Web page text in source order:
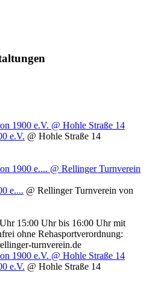
1900 e.V. @ Hohle Straße 14
e.V. @ Hohle Straße 14
1900 e.... @ Rellinger Turnverein
e.... @ Rellinger Turnverein von
15:00 Uhr bis 16:00 Uhr mit
ohne Rehasportverordnung:
turnverein.de
1900 e.V. @ Hohle Straße 14
e.V. @ Hohle Straße 14